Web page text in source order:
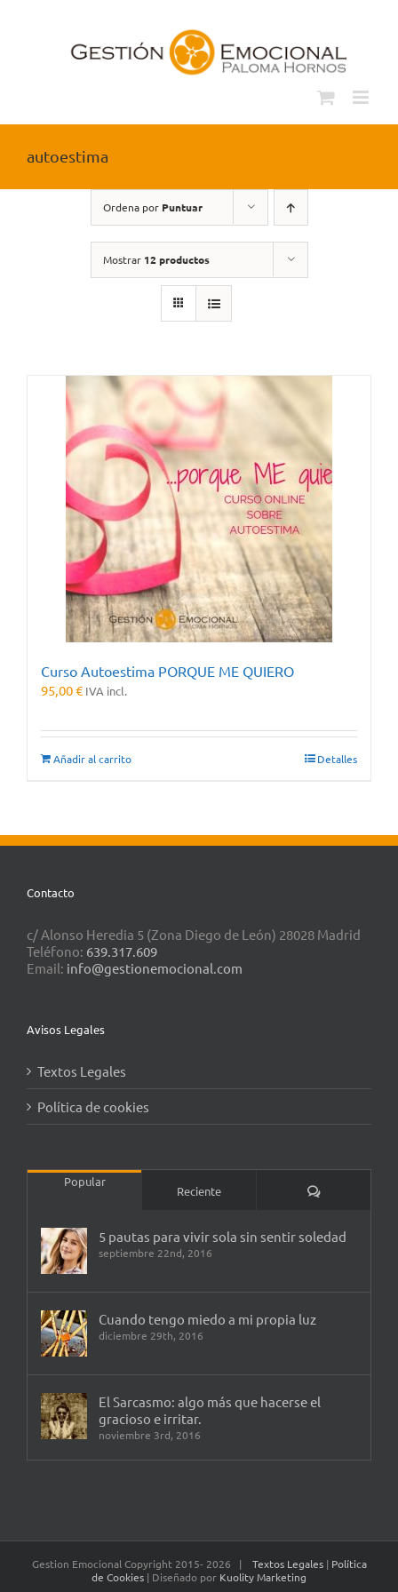
autoestima
Ordena por Puntuar
Mostrar 12 productos
Curso Autoestima PORQUE ME QUIERO
95,00€ IVA incl.
Añadir al carrito Detalles
Contacto
c/ Alonso Heredia 5 (Zona Diego de León) 28028 Madrid
Teléfono: 639.317.609
Email: info@gestionemocional.com
Avisos Legales
Textos Legales
Política de cookies
Popular
Reciente Comentarios
5 pautas para vivir sola sin sentir soledad
septiembre 22nd, 2016
Cuando tengo miedo a mi propia luz
diciembre 29th, 2016
El Sarcasmo: algo más que hacerse el
gracioso e irritar.
noviembre 3rd, 2016
Gestion Emocional Copyright 2015- 2026 | Textos Legales | Política
de Cookies | Diseñado por Kuolity Marketing